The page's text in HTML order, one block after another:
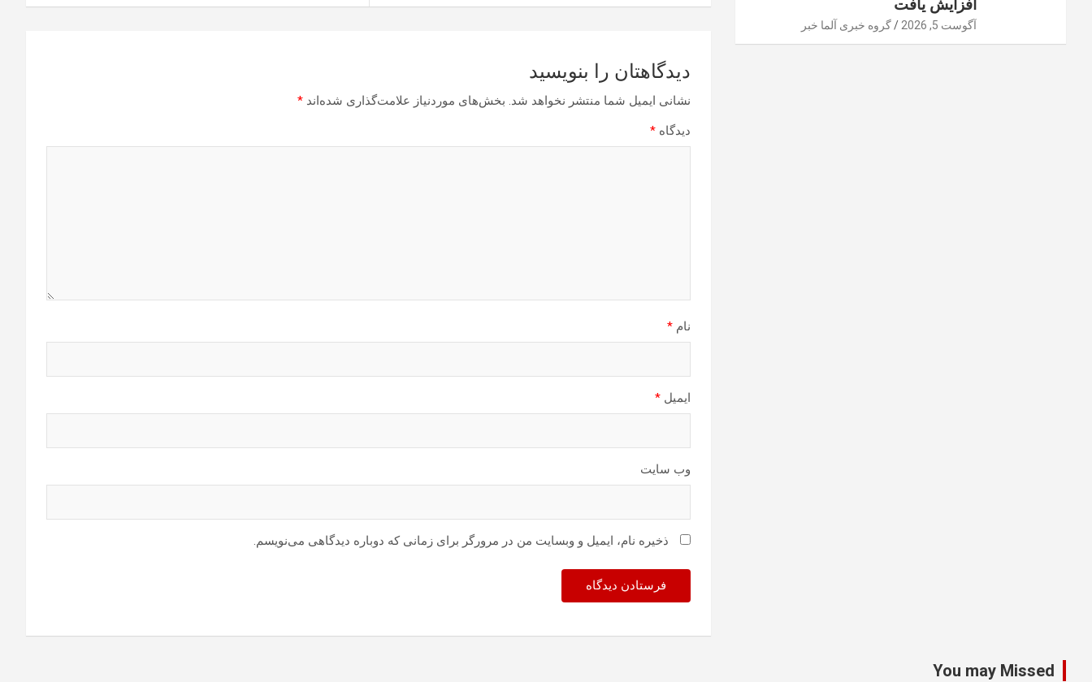
دیدگاهتان را بنویسید
نشانی ایمیل شما منتشر نخواهد شد. بخش‌های موردنیاز علامت‌گذاری شده‌اند *
دیدگاه *
نام *
ایمیل *
وب‌ سایت
ذخیره نام، ایمیل و وبسایت من در مرورگر برای زمانی که دوباره دیدگاهی می‌نویسم.
افزایش یافت
آگوست 5, 2026 گروه خبری آلما خبر
You may Missed